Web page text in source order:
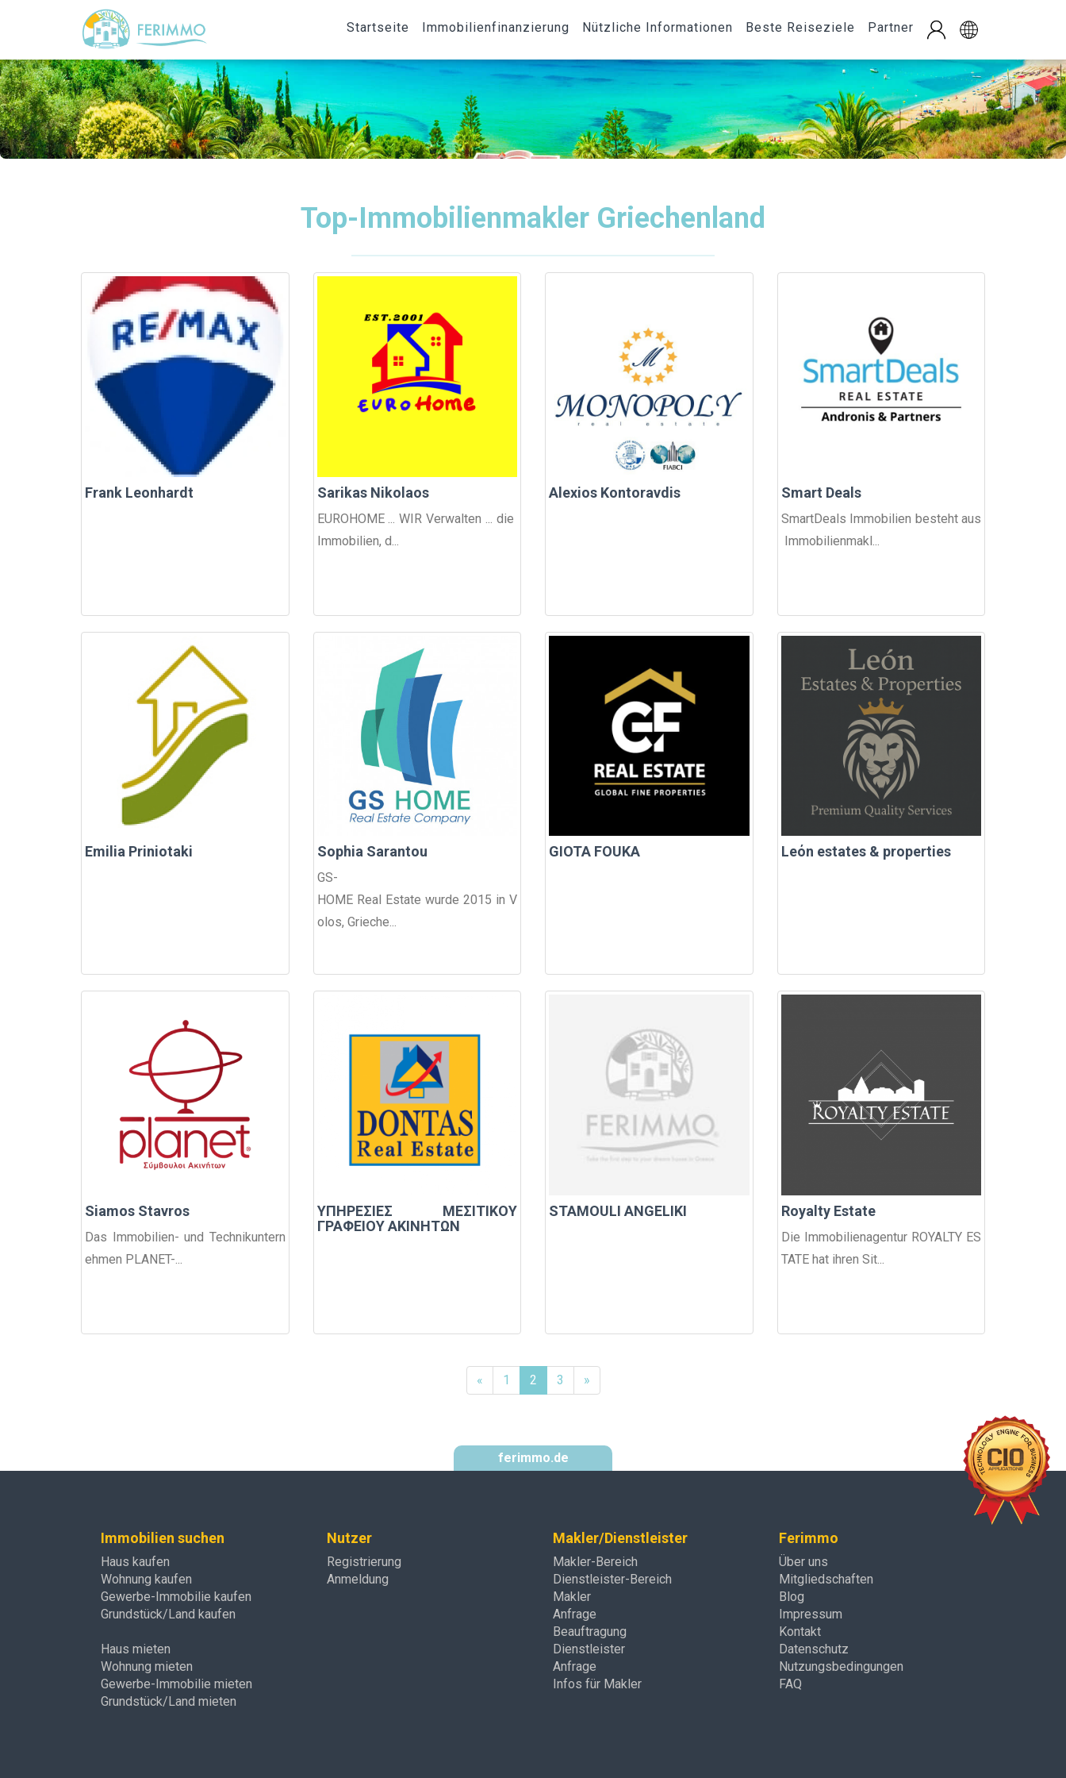
Startseite Immobilienfinanzierung Nützliche Informationen Beste Reiseziele Partner
Top-Immobilienmakler Griechenland
Frank Leonhardt Sarikas Nikolaos
EUROHOME ... WIR Verwalten ... die
Immobilien, d...
Alexios Kontoravdis Smart Deals
SmartDeals Immobilien besteht aus
Immobilienmakl...
Emilia Priniotaki Sophia Sarantou
GS-
HOME Real Estate wurde 2015 in V
olos, Grieche...
GIOTA FOUKA Leόn estates & properties
Siamos Stavros
Das Immobilien- und Technikuntern
ehmen PLANET-...
ΥΠΗΡΕΣΙΕΣ ΜΕΣΙΤΙΚΟΥ
ΓΡΑΦΕΙΟΥ ΑΚΙΝΗΤΩΝ
STAMOULI ANGELIKI Royalty Estate
Die Immobilienagentur ROYALTY ES
TATE hat ihren Sit...
« 1 2 3 »
ferimmo.de
Immobilien suchen
Haus kaufen
Wohnung kaufen
Gewerbe-Immobilie kaufen
Grundstück/Land kaufen
Haus mieten
Wohnung mieten
Gewerbe-Immobilie mieten
Grundstück/Land mieten
Nutzer
Registrierung
Anmeldung
Makler/Dienstleister
Makler-Bereich
Dienstleister-Bereich
Makler
Anfrage
Beauftragung
Dienstleister
Anfrage
Infos für Makler
Ferimmo
Über uns
Mitgliedschaften
Blog
Impressum
Kontakt
Datenschutz
Nutzungsbedingungen
FAQ